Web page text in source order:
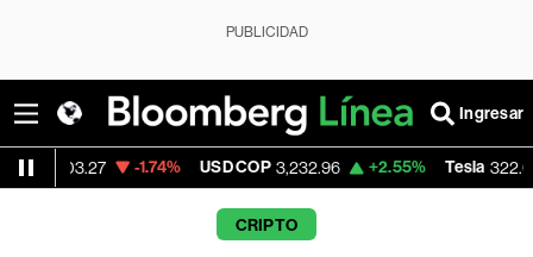
PUBLICIDAD
Ingresar
-1.74% USD COP 3,232.96 +2.55% Tesla 322.07
CRIPTO